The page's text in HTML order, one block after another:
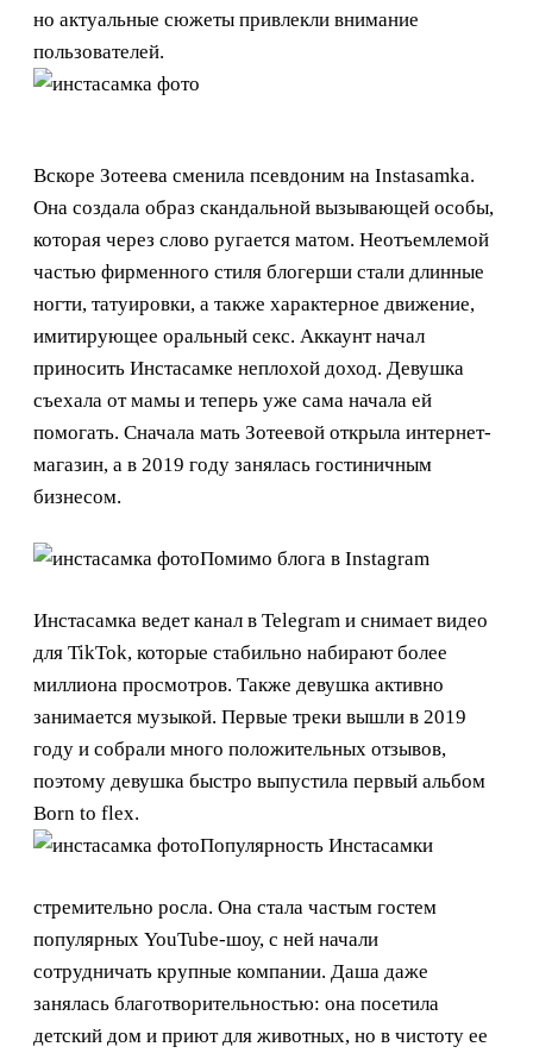
но актуальные сюжеты привлекли внимание
пользователей.
Вскоре Зотеева сменила псевдоним на Instasamka.
Она создала образ скандальной вызывающей особы,
которая через слово ругается матом. Неотъемлемой
частью фирменного стиля блогерши стали длинные
ногти, татуировки, а также характерное движение,
имитирующее оральный секс. Аккаунт начал
приносить Инстасамке неплохой доход. Девушка
съехала от мамы и теперь уже сама начала ей
помогать. Сначала мать Зотеевой открыла интернет-
магазин, а в 2019 году занялась гостиничным
бизнесом.
Помимо блога в Instagram
Инстасамка ведет канал в Telegram и снимает видео
для TikTok, которые стабильно набирают более
миллиона просмотров. Также девушка активно
занимается музыкой. Первые треки вышли в 2019
году и собрали много положительных отзывов,
поэтому девушка быстро выпустила первый альбом
Born to flex.
Популярность Инстасамки
стремительно росла. Она стала частым гостем
популярных YouTube-шоу, с ней начали
сотрудничать крупные компании. Даша даже
занялась благотворительностью: она посетила
детский дом и приют для животных, но в чистоту ее